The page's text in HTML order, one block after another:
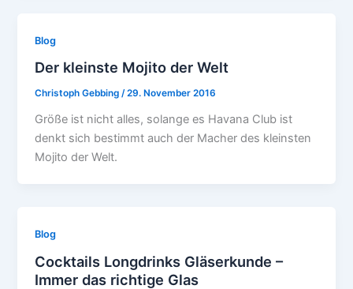
Blog
Der kleinste Mojito der Welt
Christoph Gebbing/29. November 2016
Größe ist nicht alles, solange es Havana Club ist
denkt sich bestimmt auch der Macher des kleinsten
Mojito der Welt.
Blog
Cocktails Longdrinks Gläserkunde –
Immer das richtige Glas